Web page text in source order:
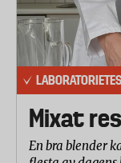
Mixat
En bra blender